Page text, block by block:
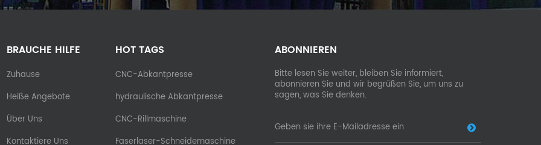
BRAUCHE HILFE
Zuhause
Heiße Angebote
Über Uns
Kontaktiere Uns
HOT TAGS
CNC-Abkantpresse
hydraulische Abkantpresse
CNC-Rillmaschine
Faserlaser-Schneidemaschine
ABONNIEREN
Bitte lesen Sie weiter, bleiben Sie informiert,
abonnieren Sie und wir begrüßen Sie, um uns zu
sagen, was Sie denken.